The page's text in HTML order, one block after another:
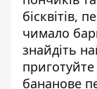
бісквітів,
чимало
знайдіть
бананове